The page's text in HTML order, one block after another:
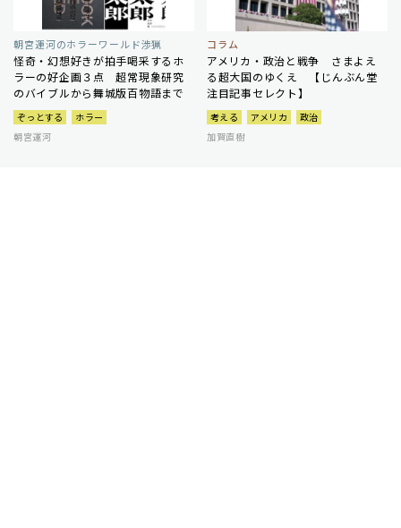
朝宮運河のホラーワールド渉猟
怪奇・幻想好きが拍手喝采するホ
ラーの好企画３点 超常現象研究
のバイブルから舞城版百物語まで
ぞっとする
ホラー
朝宮運河
コラム
アメリカ・政治と戦争 さまよえ
る超大国のゆくえ 【じんぶん堂
注目記事セレクト】
考える アメリカ
政治
加賀直樹